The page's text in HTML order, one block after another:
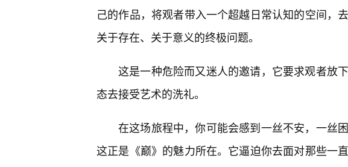
己的作品，将观者带入一个超越日常认知的空间，
关于存在、关于意义的终极问题。
这是一种危险而又迷人的邀请，它要求观者放
态去接受艺术的洗礼。
在这场旅程中，你可能会感到一丝不安，一丝
这正是《巅》的魅力所在。它逼迫你去面对那些一